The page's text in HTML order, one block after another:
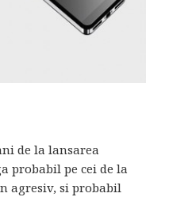
de la lansarea
probabil pe cei de la
agresiv, si probabil